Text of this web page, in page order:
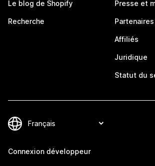
Le blog de Shopify
Recherche
Presse et
Partenaires
Affiliés
Juridique
Statut du
Connexion développeur